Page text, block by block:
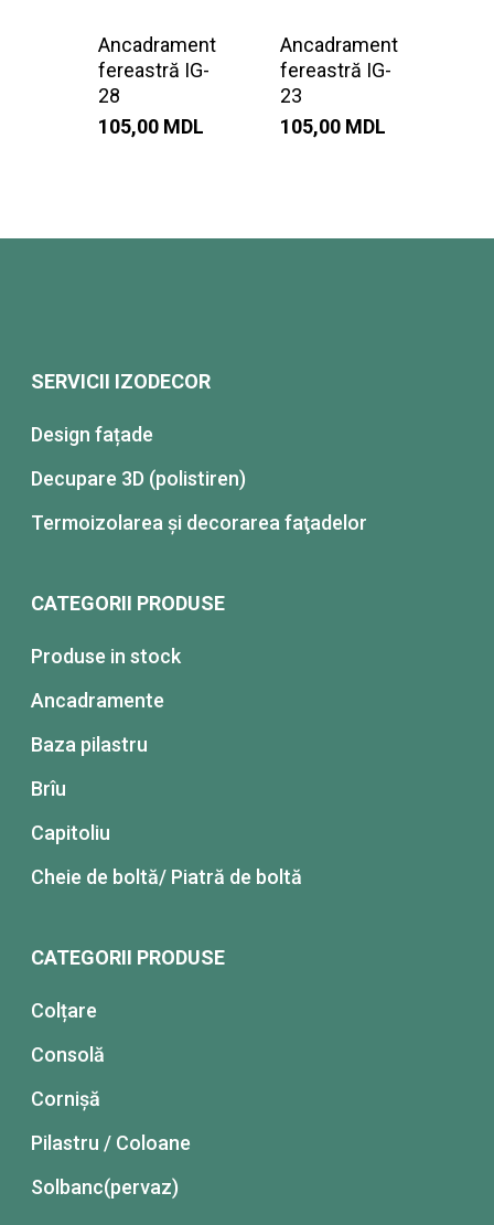
Ancadrament
fereastră IG-
28
105,00 MDL
Ancadrament
fereastră IG-
23
105,00 MDL
SERVICII IZODECOR
Design fațade
Decupare 3D (polistiren)
Termoizolarea şi decorarea faţadelor
CATEGORII PRODUSE
Produse in stock
Ancadramente
Baza pilastru
Brîu
Capitoliu
Cheie de boltă/ Piatră de boltă
CATEGORII PRODUSE
Colțare
Consolă
Cornișă
Pilastru / Coloane
Solbanc(pervaz)